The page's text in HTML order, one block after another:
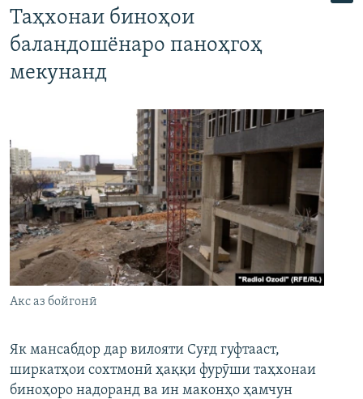
Таҳхонаи биноҳои
баландошёнаро паноҳгоҳ
мекунанд
Акс аз бойгонӣ
Як мансабдор дар вилояти Суғд гуфтааст,
ширкатҳои сохтмонӣ ҳаққи фурӯши таҳхонаи
биноҳоро надоранд ва ин маконҳо ҳамчун